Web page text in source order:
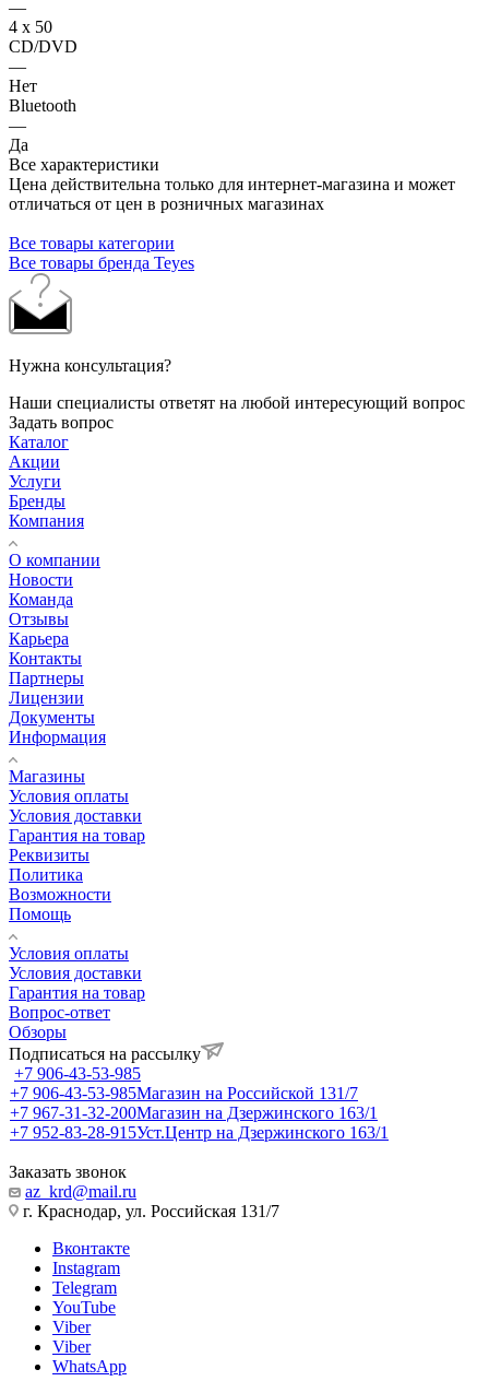
—
4 х 50
CD/DVD
—
Нет
Bluetooth
—
Да
Все характеристики
Цена действительна только для интернет-магазина и может
отличаться от цен в розничных магазинах
Все товары категории
Все товары бренда Teyes
Нужна консультация?
Наши специалисты ответят на любой интересующий вопрос
Задать вопрос
Каталог
Акции
Услуги
Бренды
Компания
О компании
Новости
Команда
Отзывы
Карьера
Контакты
Партнеры
Лицензии
Документы
Информация
Магазины
Условия оплаты
Условия доставки
Гарантия на товар
Реквизиты
Политика
Возможности
Помощь
Условия оплаты
Условия доставки
Гарантия на товар
Вопрос-ответ
Обзоры
Подписаться на рассылку
+7 906-43-53-985
+7 906-43-53-985Магазин на Российской 131/7
+7 967-31-32-200Магазин на Дзержинского 163/1
+7 952-83-28-915Уст.Центр на Дзержинского 163/1
Заказать звонок
az_krd@mail.ru
г. Краснодар, ул. Российская 131/7
Вконтакте
Instagram
Telegram
YouTube
Viber
Viber
WhatsApp